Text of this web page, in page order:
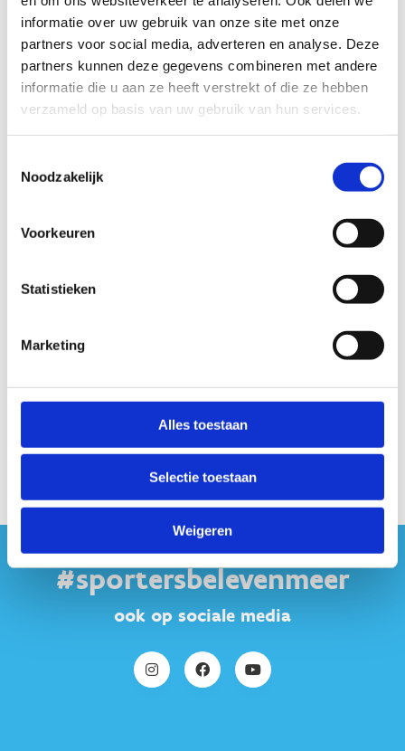
informatie over uw gebruik van onze site met onze
partners voor social media, adverteren en analyse. Deze
partners kunnen deze gegevens combineren met andere
informatie die u aan ze heeft verstrekt of die ze hebben
verzameld op basis van uw gebruik van hun services.
Noodzakelijk
Voorkeuren
Statistieken
Marketing
Alles toestaan
Selectie toestaan
Weigeren
Startplaatsen
Hondiuslaan 2570 Duffel
#sportersbelevenmeer
ook op sociale media